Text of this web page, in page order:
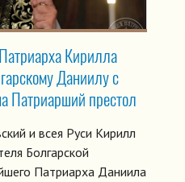
Кирилла
Даниилу с
Патриарший престол
и всея Руси Кирилл
Болгарской
Патриарха Даниила